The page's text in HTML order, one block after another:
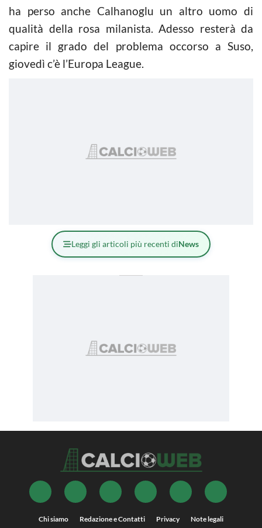
ha perso anche Calhanoglu un altro uomo di
qualità della rosa milanista. Adesso resterà da
capire il grado del problema occorso a Suso,
giovedì c’è l’Europa League.
Leggi gli articoli più recenti diNews
Chi siamo Redazione e Contatti Privacy Note legali